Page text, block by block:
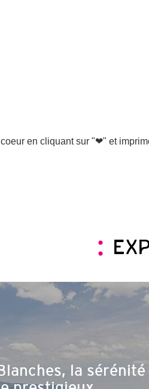
en cliquant sur "❤" et
la sérénité